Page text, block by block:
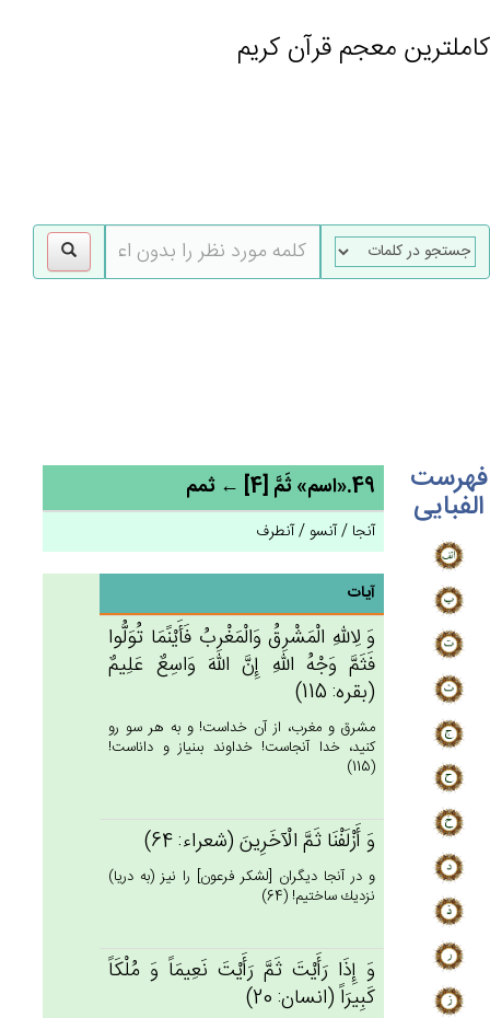
کاملترین معجم قرآن کریم
فهرست
الفبایی 49.«اسم» ثَم‌َّ [4] ← ثمم
آنجا / آنسو / آنطرف
آیات
وَ لِالله‌ِ الْمَشْرِق‌ُ وَالْمَغْرِب‌ُ فَأَيْنََمَا تُوَلُّوا
فَثَم‌َّ وَجْه‌ُ الله‌ِ إِن‌َّ الله‌َ وَاسِع‌ٌ عَلِيم‌ٌ
(بقره: 115)
مشرق و مغرب، از آن خداست! و به هر سو رو
كنيد، خدا آنجاست! خداوند بى‏نياز و داناست!
(115)
وَ أَزْلَفْنَا ثَم‌َّ الْآخَرِين‌َ (شعراء: 64)
و در آنجا ديگران [لشكر فرعون‏] را نيز (به دريا)
نزديك ساختيم! (64)
وَ إِذَا رَأَيْت‌َ ثَم‌َّ رَأَيْت‌َ نَعِيمَاً وَ مُلْكَاً
كَبِيرَاً (انسان: 20)